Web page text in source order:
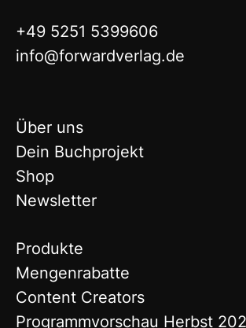
+49 5251 5399606
info@forwardverlag.de
Über uns
Dein Buchprojekt
Shop
Newsletter
Produkte
Mengenrabatte
Content Creators
Programmvorschau Herbst